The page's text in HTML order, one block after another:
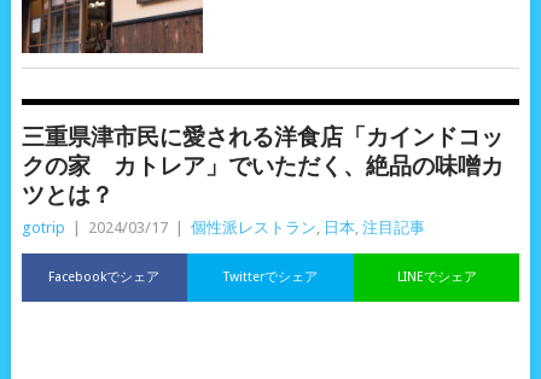
三重県津市民に愛される洋食店「カインドコッ
クの家 カトレア」でいただく、絶品の味噌カ
ツとは？
gotrip | 2024/03/17 | 個性派レストラン 日本, 注目記事
Facebookでシェア LINEでシェア
Twitterでシェア